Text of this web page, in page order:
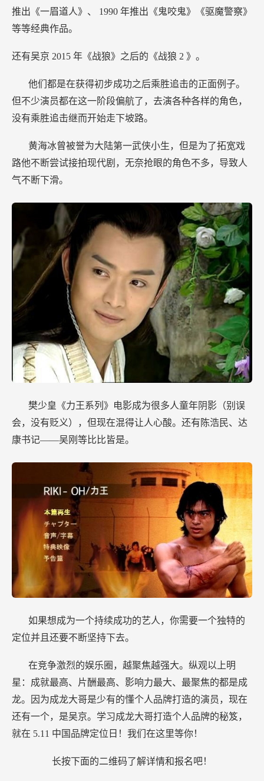
推出《一眉道人》、 1990 年推出《鬼咬鬼》《驱魔警察》
等等经典作品。
还有吴京 2015 年《战狼》之后的《战狼 2 》。
他们都是在获得初步成功之后乘胜追击的正面例子。
但不少演员都在这一阶段偏航了，去演各种各样的角色，
没有乘胜追击继而开始走下坡路。
黄海冰曾被誉为大陆第一武侠小生，但是为了拓宽戏
路他不断尝试接拍现代剧，无奈抢眼的角色不多，导致人
气不断下滑。
樊少皇《力王系列》电影成为很多人童年阴影（别误
会，没有贬义），但现在混得让人心酸。还有陈浩民、达
康书记——吴刚等比比皆是。
如果想成为一个持续成功的艺人，你需要一个独特的
定位并且还要不断坚持下去。
在竞争激烈的娱乐圈，越聚焦越强大。纵观以上明
星：成就最高、片酬最高、影响力最大、最聚焦的都是成
龙。因为成龙大哥是少有的懂个人品牌打造的演员，现在
还有一个，是吴京。学习成龙大哥打造个人品牌的秘笈，
就在 5.11 中国品牌定位日！我们在这里等你！
长按下面的二维码了解详情和报名吧！